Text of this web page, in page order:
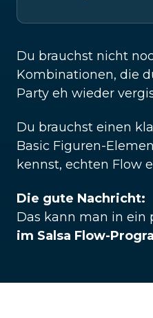
Du brauchst nicht
Kombinationen, die
Party eh wieder
Du brauchst einen
Basic Figuren-
kennst, echten Flow
Die gute Nachricht:
Das kann man in ein
im Salsa Flow-